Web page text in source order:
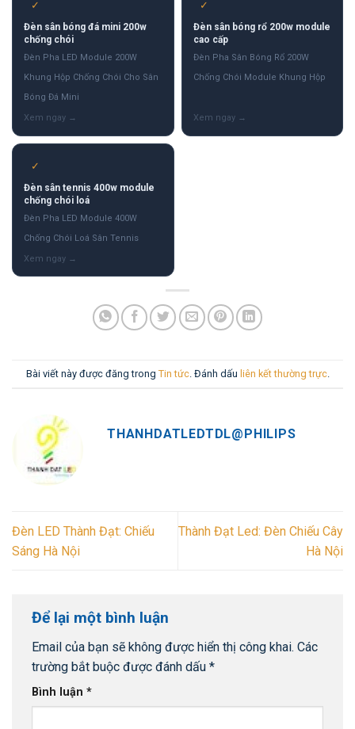
✓
Đèn sân bóng đá mini 200w
chống chói
Đèn Pha LED Module 200W
Khung Hộp Chống Chói Cho Sân
Bóng Đá Mini
✓
Đèn sân bóng rổ 200w module
cao cấp
Đèn Pha Sân Bóng Rổ 200W
Chống Chói Module Khung Hộp
✓
Đèn sân tennis 400w module
chống chói loá
Đèn Pha LED Module 400W
Chống Chói Loá Sân Tennis
Bài viết này được đăng trong Tin tức. Đánh dấu liên kết thường trực.
THANHDATLEDTDL@PHILIPS
Đèn LED Thành Đạt: Chiếu
Sáng Hà Nội
Thành Đạt Led: Đèn Chiếu Cây
Hà Nội
Để lại một bình luận
Email của bạn sẽ không được hiển thị công khai. Các
trường bắt buộc được đánh dấu *
Bình luận *